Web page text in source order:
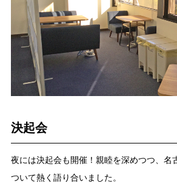
決起会
夜には決起会も開催！親睦を深めつつ、名
ついて熱く語り合いました。